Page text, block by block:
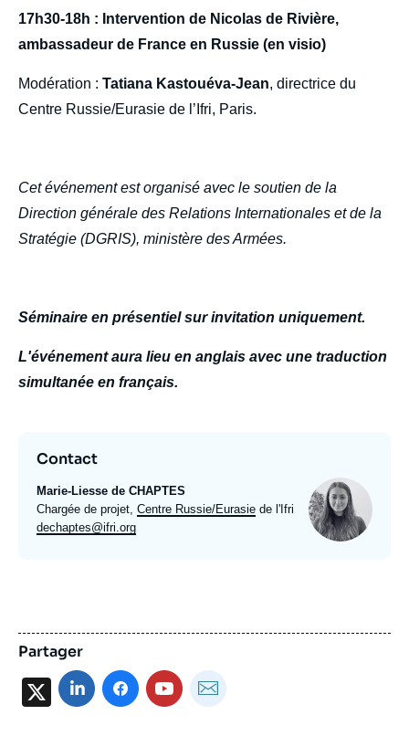
17h30-18h : Intervention de Nicolas de Rivière,
ambassadeur de France en Russie (en visio)
Modération : Tatiana Kastouéva-Jean, directrice du
Centre Russie/Eurasie de l’Ifri, Paris.
Cet événement est organisé avec le soutien de la
Direction générale des Relations Internationales et de la
Stratégie (DGRIS), ministère des Armées.
Séminaire en présentiel sur invitation uniquement.
L'événement aura lieu en anglais avec une traduction
simultanée en français.
Contact
Marie-Liesse de CHAPTES
Intitulé
du
Chargée de projet, Centre Russie/Eurasie de l'Ifri
Email
dechaptes@ifri.org
Photo
Partager
X